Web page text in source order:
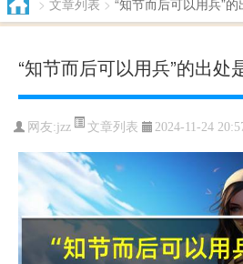
“知节而后可以用兵”的出处
网友:jzz 文章列表 2024-11-24